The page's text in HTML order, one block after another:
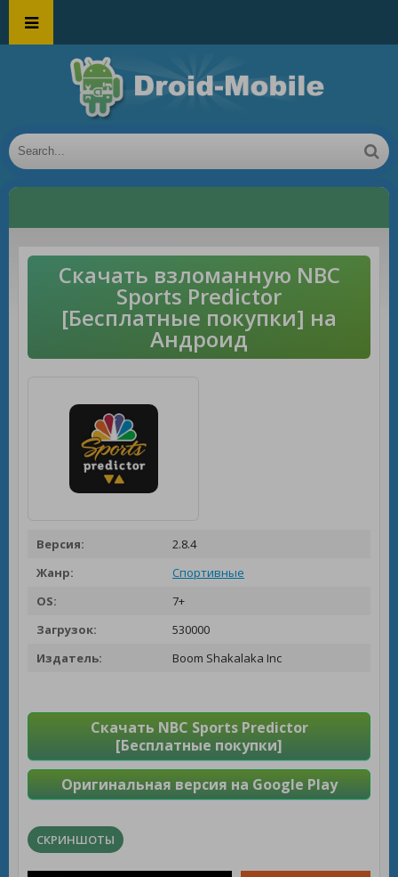
Скачать взломанную NBC
Sports Predictor
[Бесплатные покупки] на
Андроид
Версия:
2.8.4
Жанр:
Спортивные
OS:
7+
Загрузок:
530000
Издатель:
Boom Shakalaka Inc
Скачать NBC Sports Predictor
[Бесплатные покупки]
Оригинальная версия на Google Play
СКРИНШОТЫ